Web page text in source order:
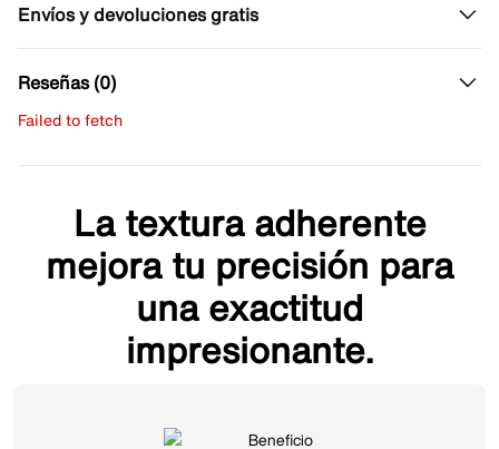
Envíos y devoluciones gratis
Reseñas (0)
Failed to fetch
La textura adherente
mejora tu precisión para
una exactitud
impresionante.
Beneficio